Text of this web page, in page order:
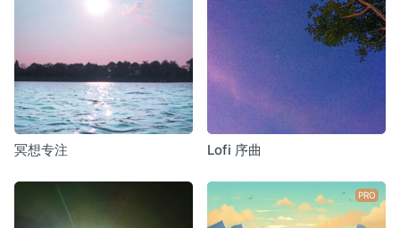
冥想专注 Lofi 序曲
PRO